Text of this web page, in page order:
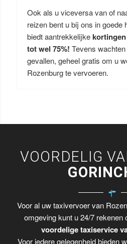
Ook als u viceversa van of
reizen bent u bij ons in goede
biedt aantrekkelijke
tot wel 75%! Tevens
gevallen, geheel gratis om u
Rozenburg te vervoeren.
VOORDELIG
Voor al uw taxivervoer van
omgeving kunt u 24/7 rekenen
voordelige taxiservice
Voor iedere gelegenheid bieden